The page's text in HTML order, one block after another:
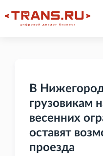
В
грузовикам
весенних
оставят
проезда